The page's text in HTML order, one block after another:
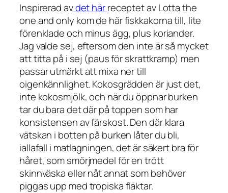
Inspirerad avdet härreceptet av Lotta the
one and only kom de här fiskkakorna till, lite
förenklade och minus ägg, plus koriander.
Jag valde sej, eftersom den inte är så mycket
att titta på i sej (paus för skrattkramp) men
passar utmärkt att mixa ner till
oigenkännlighet. Kokosgrädden är just det,
inte kokosmjölk, och när du öppnar burken
tar du bara det där på toppen som har
konsistensen av färskost. Den där klara
vätskan i botten på burken låter du bli,
iallafall i matlagningen, det är säkert bra för
håret, som smörjmedel för en trött
skinnväska eller nåt annat som behöver
piggas upp med tropiska fläktar.